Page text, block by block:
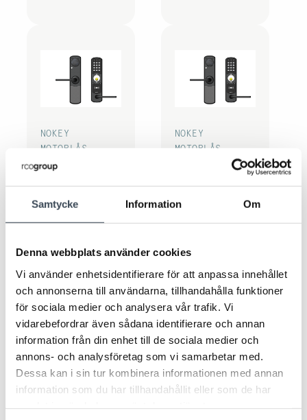
Samtycke Information Om
Denna webbplats använder cookies
Vi använder enhetsidentifierare för att anpassa innehållet
och annonserna till användarna, tillhandahålla funktioner
för sociala medier och analysera vår trafik. Vi
vidarebefordrar även sådana identifierare och annan
information från din enhet till de sociala medier och
annons- och analysföretag som vi samarbetar med.
Dessa kan i sin tur kombinera informationen med annan
information som du har tillhandahållit eller som de har
NOKEY
MOTORLÅS
NOKEY
MOTORLÅS
NoKey 524 MIF KS20
NOKEY
MOTORLÅS
NoKey 524 MIF KS21
NOKEY FORCE
NoKey FORCE KS Gen2